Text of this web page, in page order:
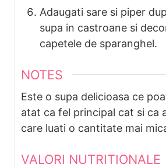
Adaugati sare si piper
supa in castroane si
capetele de sparanghel.
NOTES
Este o supa delicioasa ce
atat ca fel principal cat si ca
care luati o cantitate mai
VALORI NUTRITIONALE